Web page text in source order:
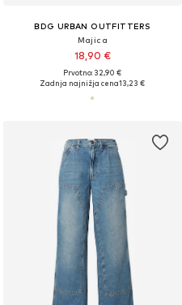
BDG URBAN OUTFITTERS
Majica
18,90 €
Prvotno: 32,90 €
Zadnja najnižja cena13,23 €